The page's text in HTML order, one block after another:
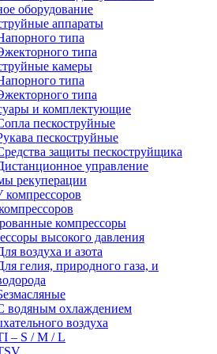
оборудование
аппараты
типа
типа
камеры
типа
типа
и комплектующие
пескоструйные
пескоструйные
защиты пескоструйщика
управление
рекуперации
компрессоры
высокого давления
воздуха и азота
гелия, природного газа, и
водяным охлаждением
воздуха
– S / M / L